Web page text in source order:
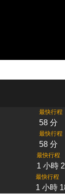
最快行程
58 分
最快行程
58 分
最快行程
1 小時
最快行程
1 小時